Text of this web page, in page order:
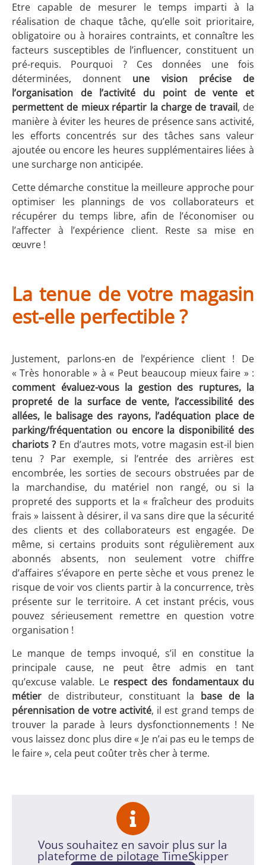
Etre capable de mesurer le temps imparti à la
réalisation de chaque tâche, qu’elle soit prioritaire,
obligatoire ou à horaires contraints, et connaître les
facteurs susceptibles de l’influencer, constituent un
pré-requis. Pourquoi ? Ces données une fois
déterminées, donnent une vision précise de
l’organisation de l’activité du point de vente et
permettent de mieux répartir la charge de travail, de
manière à éviter les heures de présence sans activité,
les efforts concentrés sur des tâches sans valeur
ajoutée ou encore les heures supplémentaires liées à
une surcharge non anticipée.
Cette démarche constitue la meilleure approche pour
optimiser les plannings de vos collaborateurs et
récupérer du temps libre, afin de l’économiser ou
l’affecter à l’expérience client. Reste sa mise en
œuvre !
La tenue de votre magasin
est-elle perfectible ?
Justement, parlons-en de l’expérience client ! De
« Très honorable » à « Peut beaucoup mieux faire » :
comment évaluez-vous la gestion des ruptures, la
propreté de la surface de vente, l’accessibilité des
allées, le balisage des rayons, l’adéquation place de
parking/fréquentation ou encore la disponibilité des
chariots ? En d’autres mots, votre magasin est-il bien
tenu ? Par exemple, si l’entrée des arrières est
encombrée, les sorties de secours obstruées par de
la marchandise, du matériel non rangé, ou si la
propreté des supports et la « fraîcheur des produits
frais » laissent à désirer, il va sans dire que la sécurité
des clients et des collaborateurs est engagée. De
même, si certains produits sont régulièrement aux
abonnés absents, non seulement votre chiffre
d’affaires s’évapore en perte sèche et vous prenez le
risque de voir vos clients partir à la concurrence, très
présente sur le territoire. A cet instant précis, vous
pouvez sérieusement remettre en question votre
organisation !
Le manque de temps invoqué, s’il en constitue la
principale cause, ne peut être admis en tant
qu’excuse valable. Le respect des fondamentaux du
métier de distributeur, constituant la base de la
pérennisation de votre activité, il est grand temps de
trouver la parade à leurs dysfonctionnements ! Ne
vous laissez donc plus dire « Je n’ai pas eu le temps de
le faire », cela peut coûter très cher à terme.
Vous souhaitez en savoir plus sur la
plateforme de pilotage TimeSkipper